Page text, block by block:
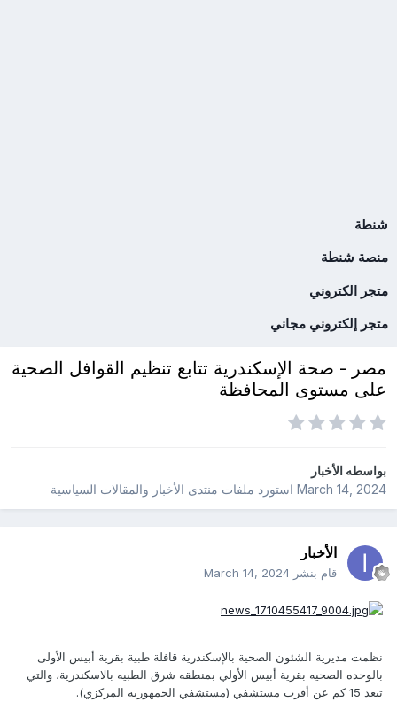
شنطة
منصة شنطة
متجر الكتروني
متجر إلكتروني مجاني
مصر - صحة الإسكندرية تتابع تنظيم القوافل الصحية
على مستوى المحافظة
بواسطهالأخبار
March 14, 2024استورد ملفات منتدى الأخبار والمقالات السياسية
الأخبار
قام بنشر March 14, 2024
نظمت مديرية الشئون الصحية بالإسكندرية قافلة طبية بقرية أبيس الأولى
بالوحده الصحيه بقرية أبيس الأولي بمنطقه شرق الطبيه بالاسكندرية، والتي
تبعد 15 كم عن أقرب مستشفي (مستشفي الجمهوريه المركزي).